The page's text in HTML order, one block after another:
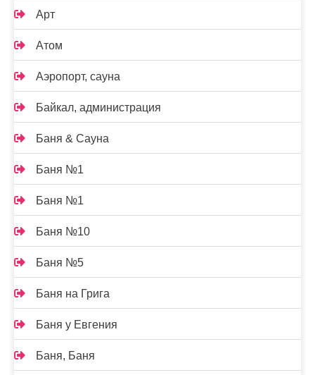
Арт
Атом
Аэропорт, сауна
Байкал, администрация
Баня & Сауна
Баня №1
Баня №1
Баня №10
Баня №5
Баня на Грига
Баня у Евгения
Баня, Баня